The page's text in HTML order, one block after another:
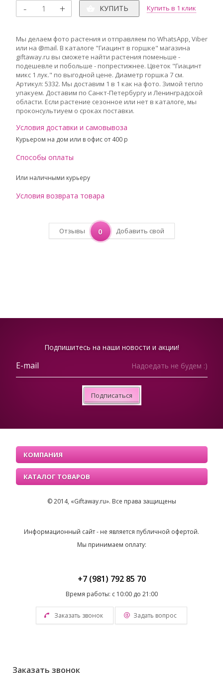
КУПИТЬ Купить в 1 клик
Мы делаем фото растения и отправляем по WhatsApp, Viber
или на @mail. В каталоге "Гиацинт в горшке" магазина
giftaway.ru вы сможете найти растения поменьше -
подешевле и побольше - попрестижнее. Цветок "Гиацинт
микс 1 лук." по выгодной цене. Диаметр горшка 7 см.
Артикул: 5332. Мы доставим 1 в 1 как на фото. Зимой тепло
упакуем. Доставим по Санкт-Петербургу и Ленинградской
области. Если растение сезонное или нет в каталоге, мы
проконсультиуем о сроках поставки.
Условия доставки и самовывоза
Курьером на дом или в офис от 400 p
Способы оплаты
Или наличными курьеру
Условия возврата товара
Отзывы 0 Добавить свой
Подпишитесь на наши новости и акции!
Надоедать не будем :)
Подписаться
КОМПАНИЯ
КАТАЛОГ ТОВАРОВ
© 2014, «Giftaway.ru». Все права защищены
Информационный сайт - не является публичной офертой.
Мы принимаем оплату:
+7 (981) 792 85 70
Время работы: с 10:00 до 21:00
Заказать звонок Задать вопрос
Заказать звонок